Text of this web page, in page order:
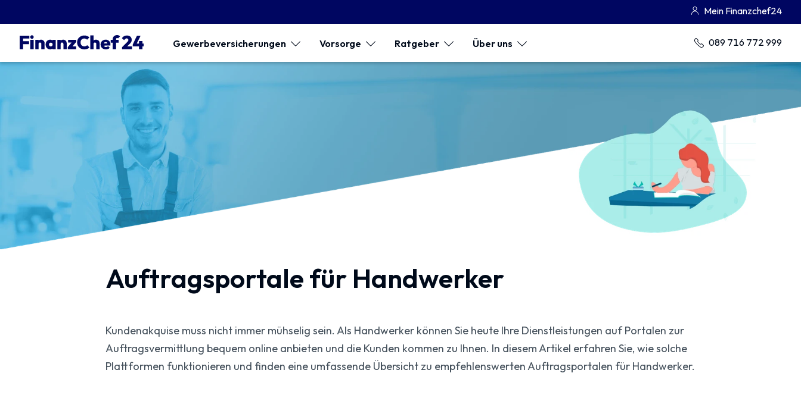
Mein Finanzchef24
Gewerbeversicherungen Vorsorge Ratgeber Über uns 089 716 772 999
Auftragsportale für Handwerker
Kundenakquise muss nicht immer mühselig sein. Als Handwerker können Sie heute Ihre Dienstleistungen auf Portalen zur
Auftragsvermittlung bequem online anbieten und die Kunden kommen zu Ihnen. In diesem Artikel erfahren Sie, wie solche
Plattformen funktionieren und finden eine umfassende Übersicht zu empfehlenswerten Auftragsportalen für Handwerker.